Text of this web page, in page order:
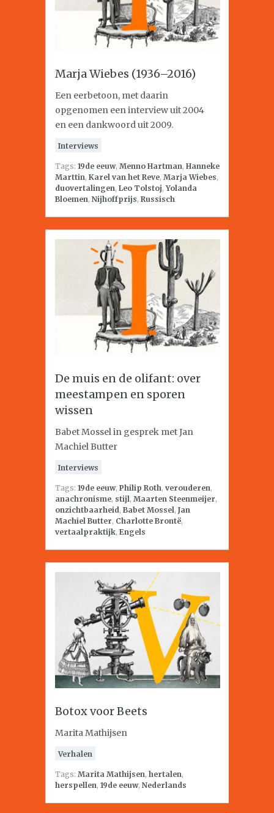
Marja Wiebes (1936–2016)
Een eerbetoon, met daarin
opgenomen een interview uit 2004
en een dankwoord uit 2009.
Interviews
Tags: 19de eeuw, Menno Hartman, Hanneke
Marttin, Karel van het Reve, Marja Wiebes,
duovertalingen, Leo Tolstoj,Yolanda
Bloemen, Nijhoffprijs, Russisch
De muis en de olifant: over
meestampen en sporen
wissen
Babet Mossel in gesprek met Jan
Machiel Butter
Interviews
Tags: 19de eeuw, Philip Roth, verouderen,
anachronisme, stijl, Maarten Steenmeijer,
onzichtbaarheid, Babet Mossel, Jan
Machiel Butter, Charlotte Brontë,
vertaalpraktijk, Engels
Botox voor Beets
Marita Mathijsen
Verhalen
Tags: Marita Mathijsen, hertalen,
herspellen, 19de eeuw, Nederlands